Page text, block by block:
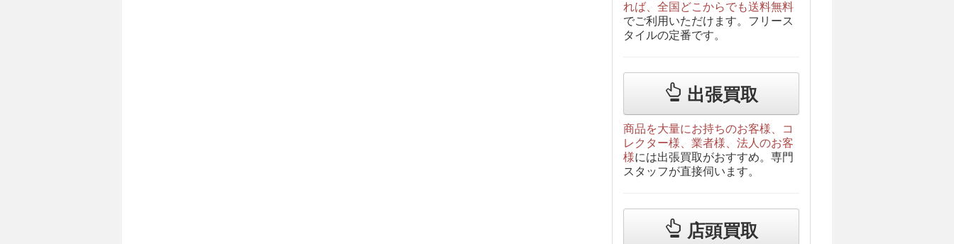
れば、全国どこからでも送料無料
でご利用いただけます。フリース
タイルの定番です。
出張買取
商品を大量にお持ちのお客様、コ
レクター様、業者様、法人のお客
様には出張買取がおすすめ。専門
スタッフが直接伺います。
店頭買取